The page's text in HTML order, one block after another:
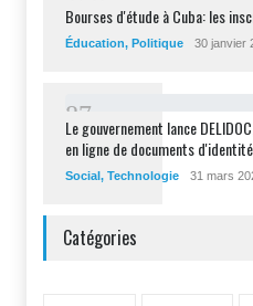
Bourses d'étude à Cuba: les
Éducation, Politique 30 janvier
87
Le gouvernement lance
en ligne de documents d'identité
Social, Technologie 31 mars
Catégories